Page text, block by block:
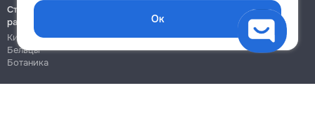
Ок
Строительно-монтажные
работы
Кишинёв
Бельцы
Ботаника